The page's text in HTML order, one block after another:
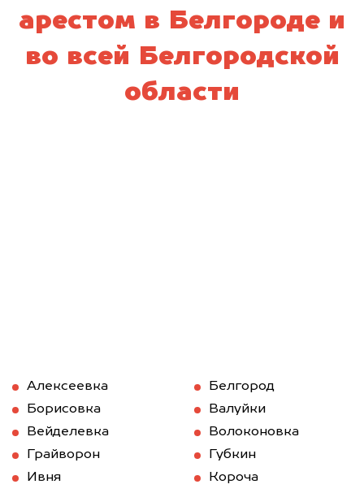
арестом в Белгороде и
во всей Белгородской
области
Алексеевка
Белгород
Борисовка
Валуйки
Вейделевка
Волоконовка
Грайворон
Губкин
Ивня
Короча